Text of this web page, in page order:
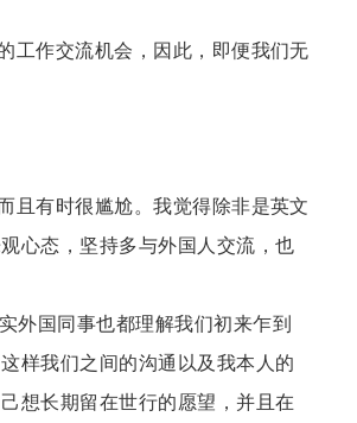
工作交流机会，因此，即便我们无
且有时很尴尬。我觉得除非是英文
心态，坚持多与外国人交流，也
外国同事也都理解我们初来乍到
样我们之间的沟通以及我本人的
想长期留在世行的愿望，并且在